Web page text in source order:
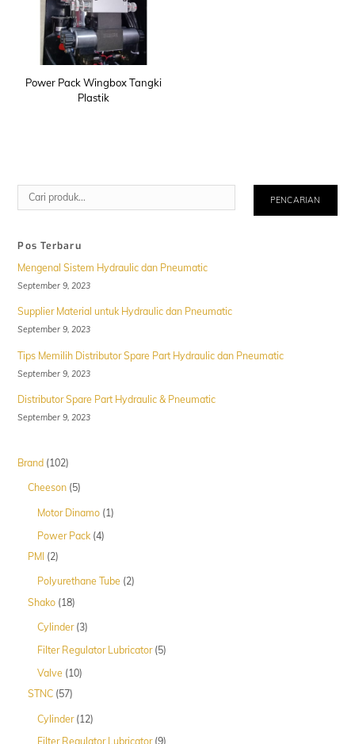
Power Pack Wingbox Tangki
Plastik
Cari
PENCARIAN
Pos Terbaru
Mengenal Sistem Hydraulic dan Pneumatic
September 9, 2023
Supplier Material untuk Hydraulic dan Pneumatic
September 9, 2023
Tips Memilih Distributor Spare Part Hydraulic dan Pneumatic
September 9, 2023
Distributor Spare Part Hydraulic & Pneumatic
September 9, 2023
Brand 102102
Cheeson 55
Motor Dinamo 11
Power Pack 44
PMI 22
Polyurethane Tube 22
Shako 1818
Cylinder 33
Filter Regulator Lubricator 55
Valve 1010
STNC 5757
Cylinder 1212
Filter Regulator Lubricator 99